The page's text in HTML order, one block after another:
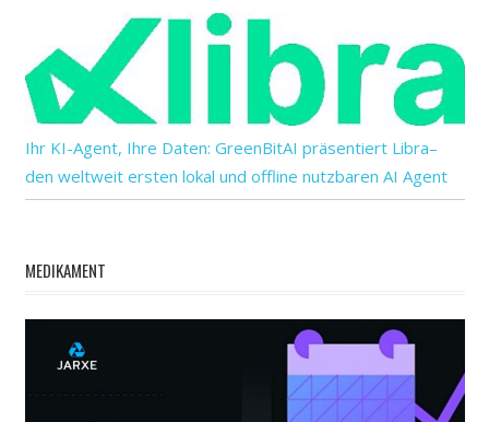
Ihr KI-Agent, Ihre Daten: GreenBitAI präsentiert Libra–
den weltweit ersten lokal und offline nutzbaren AI Agent
MEDIKAMENT